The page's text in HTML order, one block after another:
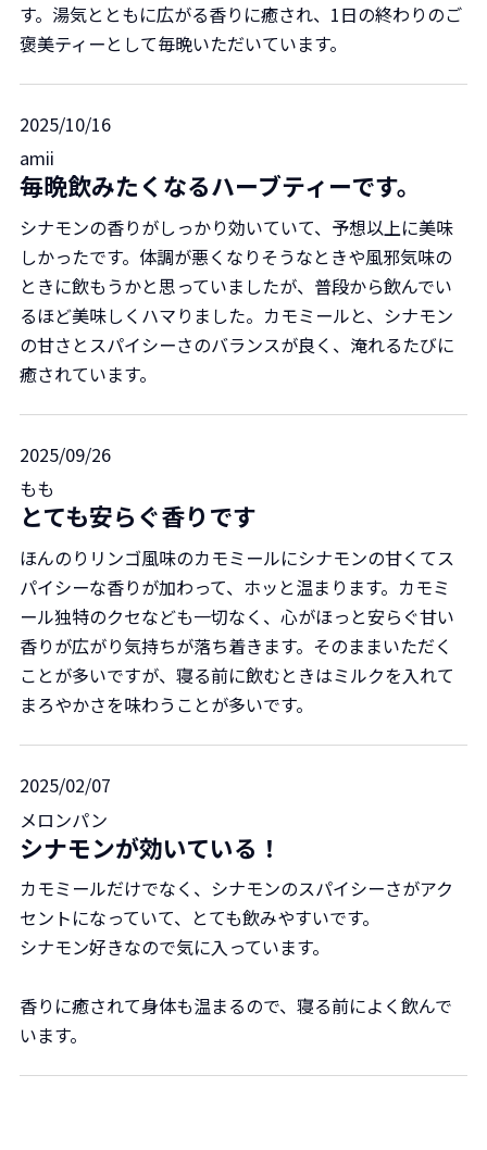
す。湯気とともに広がる香りに癒され、1日の終わりのご
褒美ティーとして毎晩いただいています。
2025/10/16
amii
毎晩飲みたくなるハーブティーです。
シナモンの香りがしっかり効いていて、予想以上に美味
しかったです。体調が悪くなりそうなときや風邪気味の
ときに飲もうかと思っていましたが、普段から飲んでい
るほど美味しくハマりました。カモミールと、シナモン
の甘さとスパイシーさのバランスが良く、淹れるたびに
癒されています。
2025/09/26
もも
とても安らぐ香りです
ほんのりリンゴ風味のカモミールにシナモンの甘くてス
パイシーな香りが加わって、ホッと温まります。カモミ
ール独特のクセなども一切なく、心がほっと安らぐ甘い
香りが広がり気持ちが落ち着きます。そのままいただく
ことが多いですが、寝る前に飲むときはミルクを入れて
まろやかさを味わうことが多いです。
2025/02/07
メロンパン
シナモンが効いている！
カモミールだけでなく、シナモンのスパイシーさがアク
セントになっていて、とても飲みやすいです。
シナモン好きなので気に入っています。
香りに癒されて身体も温まるので、寝る前によく飲んで
います。